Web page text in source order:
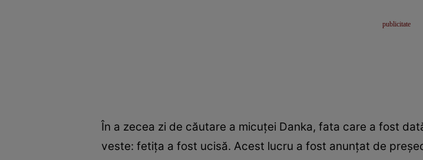
În a zecea zi de căutare a micuței Danka, fata care a fost
veste: fetița a fost ucisă. Acest lucru a fost anunțat de